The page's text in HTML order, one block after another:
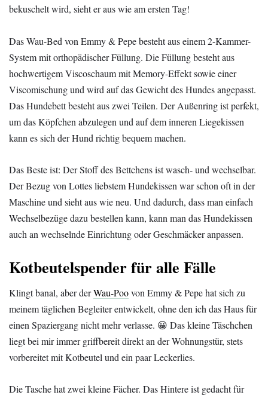
bekuschelt wird, sieht er aus wie am ersten Tag!
Das Wau-Bed von Emmy & Pepe besteht aus einem 2-Kammer-
System mit orthopädischer Füllung. Die Füllung besteht aus
hochwertigem Viscoschaum mit Memory-Effekt sowie einer
Viscomischung und wird auf das Gewicht des Hundes angepasst.
Das Hundebett besteht aus zwei Teilen. Der Außenring ist perfekt,
um das Köpfchen abzulegen und auf dem inneren Liegekissen
kann es sich der Hund richtig bequem machen.
Das Beste ist: Der Stoff des Bettchens ist wasch- und wechselbar.
Der Bezug von Lottes liebstem Hundekissen war schon oft in der
Maschine und sieht aus wie neu. Und dadurch, dass man einfach
Wechselbezüge dazu bestellen kann, kann man das Hundekissen
auch an wechselnde Einrichtung oder Geschmäcker anpassen.
Kotbeutelspender für alle Fälle
Klingt banal, aber derWau-Poovon Emmy & Pepe hat sich zu
meinem täglichen Begleiter entwickelt, ohne den ich das Haus für
einen Spaziergang nicht mehr verlasse. 😀 Das kleine Täschchen
liegt bei mir immer griffbereit direkt an der Wohnungstür, stets
vorbereitet mit Kotbeutel und ein paar Leckerlies.
Die Tasche hat zwei kleine Fächer. Das Hintere ist gedacht für